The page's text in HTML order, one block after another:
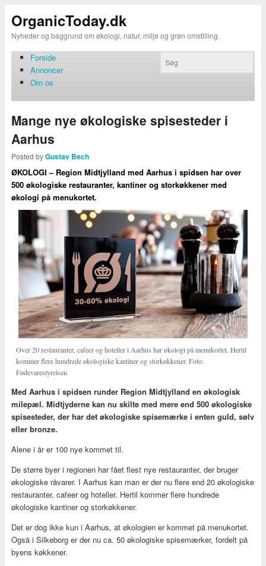
OrganicToday.dk
Nyheder og baggrund om økologi, natur, miljø og grøn omstilling.
Forside
Annoncer
Om os
Mange nye økologiske spisesteder i
Aarhus
Posted byGustav Bech
ØKOLOGI – Region Midtjylland med Aarhus i spidsen har over
500 økologiske restauranter, kantiner og storkøkkener med
økologi på menukortet.
Over 20 restauranter, cafeer og hoteller i Aarhus har økologi på menukortet. Hertil
kommer flere hundrede økologiske kantiner og storkøkkener. Foto:
Fødevarestyrelsen
Med Aarhus i spidsen runder Region Midtjylland en økologisk
milepæl. Midtjyderne kan nu skilte med mere end 500 økologiske
spisesteder, der har det økologiske spisemærke i enten guld, sølv
eller bronze.
Alene i år er 100 nye kommet til.
De større byer i regionen har fået flest nye restauranter, der bruger
økologiske råvarer. I Aarhus kan man er der nu flere end 20 økologiske
restauranter, cafeer og hoteller. Hertil kommer flere hundrede
økologiske kantiner og storkøkkener.
Det er dog ikke kun i Aarhus, at økologien er kommet på menukortet.
Også i Silkeborg er der nu ca. 50 økologiske spisemærker, fordelt på
byens køkkener.